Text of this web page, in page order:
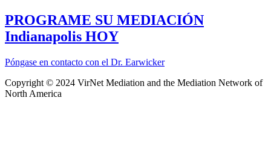
PROGRAME SU MEDIACIÓN
Indianapolis HOY
Póngase en contacto con el Dr. Earwicker
Copyright © 2024 VirNet Mediation and the Mediation Network of
North America